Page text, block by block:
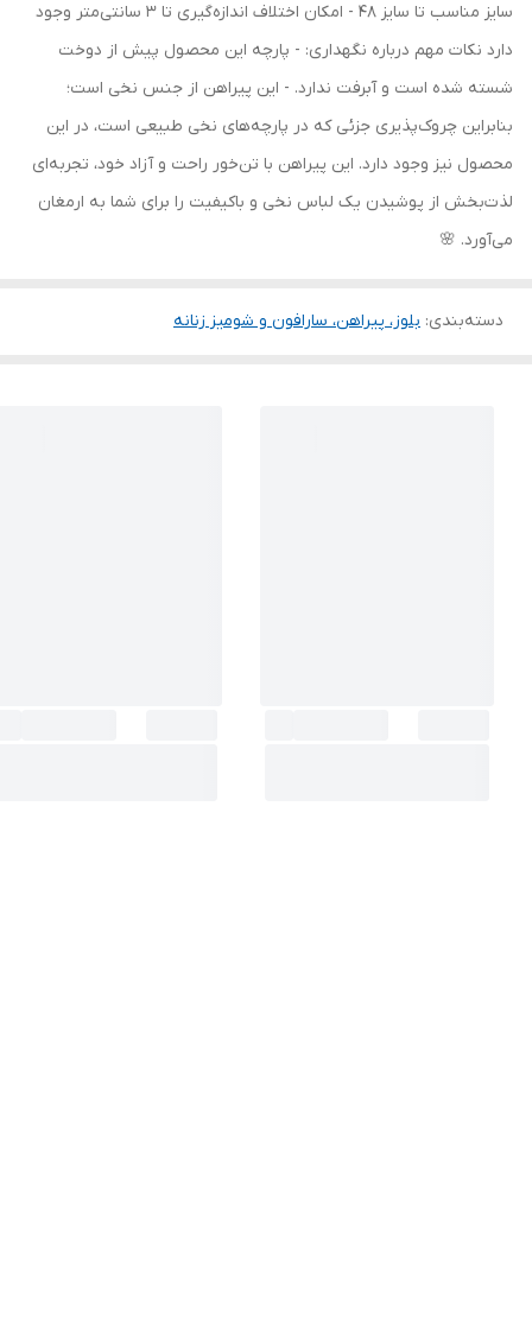
سایز مناسب تا سایز 48 - امکان اختلاف اندازه‌گیری تا 3 سانتی‌متر وجود
دارد نکات مهم درباره نگهداری: - پارچه این محصول پیش از دوخت
شسته شده است و آبرفت ندارد. - این پیراهن از جنس نخی است؛
بنابراین چروک‌پذیری جزئی که در پارچه‌های نخی طبیعی است، در این
محصول نیز وجود دارد. این پیراهن با تن‌خور راحت و آزاد خود، تجربه‌ای
لذت‌بخش از پوشیدن یک لباس نخی و باکیفیت را برای شما به ارمغان
می‌آورد. 🌸
دسته‌بندی: بلوز، پیراهن، سارافون و شومیز زنانه